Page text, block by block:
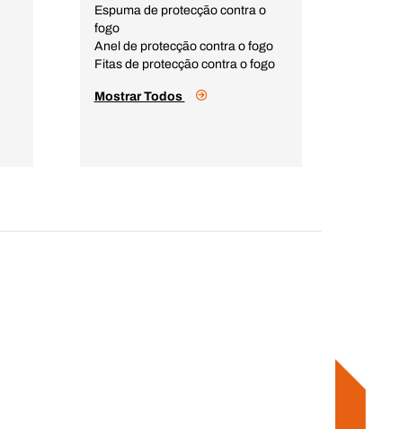
Espuma de protecção contra o
fogo
Anel de protecção contra o fogo
Fitas de protecção contra o fogo
Mostrar Todos